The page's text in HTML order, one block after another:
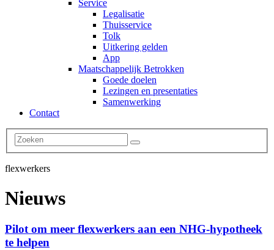
Service
Legalisatie
Thuisservice
Tolk
Uitkering gelden
App
Maatschappelijk Betrokken
Goede doelen
Lezingen en presentaties
Samenwerking
Contact
flexwerkers
Nieuws
Pilot om meer flexwerkers aan een NHG-hypotheek
te helpen